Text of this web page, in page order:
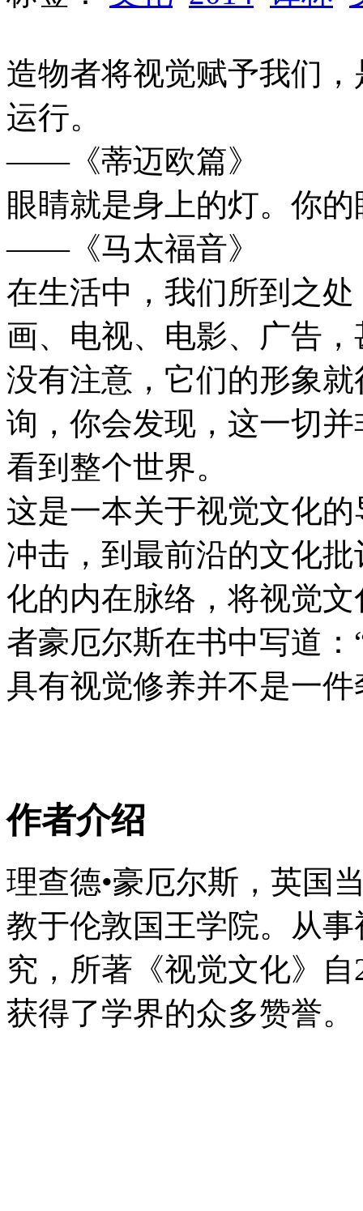
造物者将视觉赋予我们
运行。
——《蒂迈欧篇》
眼睛就是身上的灯。你
——《马太福音》
在生活中，我们所到之
画、电视、电影、广告
没有注意，它们的形象
询，你会发现，这一切
看到整个世界。
这是一本关于视觉文化
冲击，到最前沿的文化
化的内在脉络，将视觉
者豪厄尔斯在书中写道
具有视觉修养并不是一
作者介绍
理查德•豪厄尔斯，英国
教于伦敦国王学院。从
究，所著《视觉文化》
获得了学界的众多赞誉。